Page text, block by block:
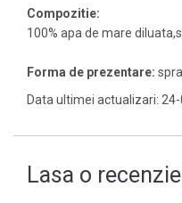
Compozitie:
100% apa de mare
Forma de prezentare:
Data ultimei actualizari:
Lasa o recenzie